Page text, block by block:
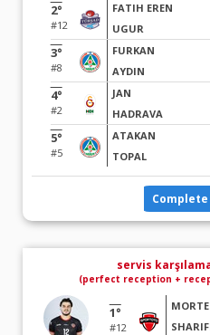
2°
#12
FATIH EREN
UGUR
3°
#8
FURKAN
AYDIN
4°
#2
JAN
HADRAVA
5°
#5
ATAKAN
TOPAL
servis
(perfect reception +
1°
#12